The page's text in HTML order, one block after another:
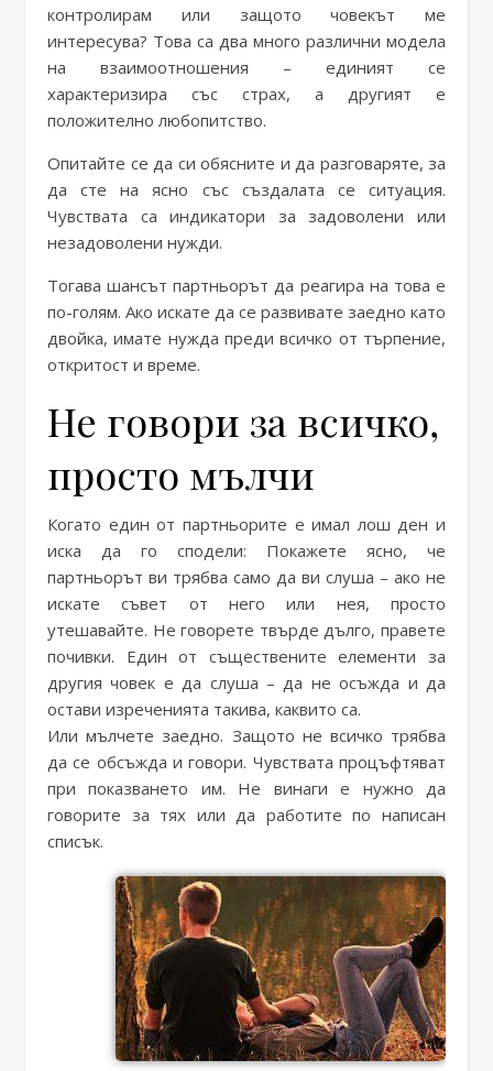
контролирам или защото човекът ме
интересува? Това са два много различни модела
на взаимоотношения – единият се
характеризира със страх, а другият е
положително любопитство.
Опитайте се да си обясните и да разговаряте, за
да сте на ясно със създалата се ситуация.
Чувствата са индикатори за задоволени или
незадоволени нужди.
Тогава шансът партньорът да реагира на това е
по-голям. Ако искате да се развивате заедно като
двойка, имате нужда преди всичко от търпение,
откритост и време.
Не говори за всичко,
просто мълчи
Когато един от партньорите е имал лош ден и
иска да го сподели: Покажете ясно, че
партньорът ви трябва само да ви слуша – ако не
искате съвет от него или нея, просто
утешавайте. Не говорете твърде дълго, правете
почивки. Един от съществените елементи за
другия човек е да слуша – да не осъжда и да
остави изреченията такива, каквито са.
Или мълчете заедно. Защото не всичко трябва
да се обсъжда и говори. Чувствата процъфтяват
при показването им. Не винаги е нужно да
говорите за тях или да работите по написан
списък.